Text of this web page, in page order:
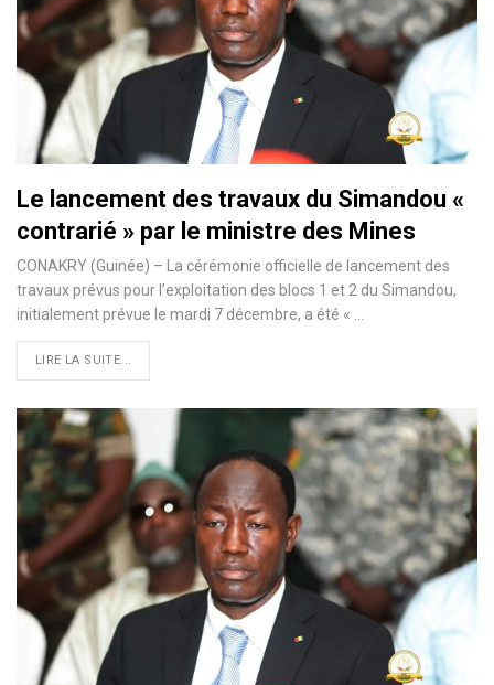
Le lancement des travaux du Simandou «
contrarié » par le ministre des Mines
CONAKRY (Guinée) – La cérémonie officielle de lancement des
travaux prévus pour l’exploitation des blocs 1 et 2 du Simandou,
initialement prévue le mardi 7 décembre, a été « …
LIRE LA SUITE...